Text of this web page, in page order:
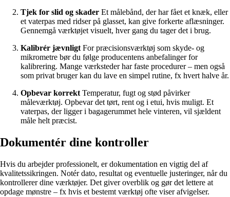
Tjek for slid og skader Et målebånd, der har fået et knæk, eller
et vaterpas med ridser på glasset, kan give forkerte aflæsninger.
Gennemgå værktøjet visuelt, hver gang du tager det i brug.
Kalibrér jævnligt For præcisionsværktøj som skyde- og
mikrometre bør du følge producentens anbefalinger for
kalibrering. Mange værksteder har faste procedurer – men også
som privat bruger kan du lave en simpel rutine, fx hvert halve år.
Opbevar korrekt Temperatur, fugt og stød påvirker
måleværktøj. Opbevar det tørt, rent og i etui, hvis muligt. Et
vaterpas, der ligger i bagagerummet hele vinteren, vil sjældent
måle helt præcist.
Dokumentér dine kontroller
Hvis du arbejder professionelt, er dokumentation en vigtig del af
kvalitetssikringen. Notér dato, resultat og eventuelle justeringer, når du
kontrollerer dine værktøjer. Det giver overblik og gør det lettere at
opdage mønstre – fx hvis et bestemt værktøj ofte viser afvigelser.